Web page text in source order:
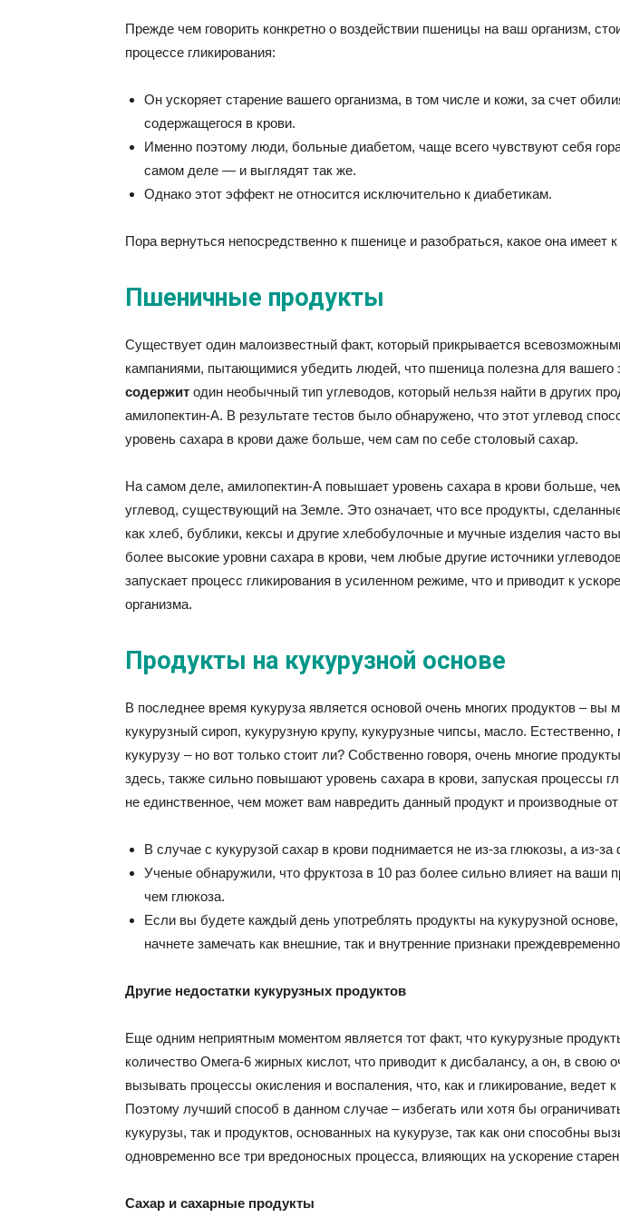
Прежде чем говорить конкретно о воздействии пшеницы на ваш организм,
процессе гликирования:
Он ускоряет старение вашего организма, в том числе и кожи, за счет
содержащегося в крови.
Именно поэтому люди, больные диабетом, чаще всего чувствуют себя
самом деле — и выглядят так же.
Однако этот эффект не относится исключительно к диабетикам.
Пора вернуться непосредственно к пшенице и разобраться, какое она имеет
Пшеничные продукты
Существует один малоизвестный факт, который прикрывается
кампаниями, пытающимися убедить людей, что пшеница полезна для вашего
содержит один необычный тип углеводов, который нельзя найти в других
амилопектин-А. В результате тестов было обнаружено, что этот углевод
уровень сахара в крови даже больше, чем сам по себе столовый сахар.
На самом деле, амилопектин-А повышает уровень сахара в крови больше,
углевод, существующий на Земле. Это означает, что все продукты,
как хлеб, бублики, кексы и другие хлебобулочные и мучные изделия часто
более высокие уровни сахара в крови, чем любые другие источники
запускает процесс гликирования в усиленном режиме, что и приводит к
организма.
Продукты на кукурузной основе
В последнее время кукуруза является основой очень многих продуктов – вы
кукурузный сироп, кукурузную крупу, кукурузные чипсы, масло.
кукурузу – но вот только стоит ли? Собственно говоря, очень многие
здесь, также сильно повышают уровень сахара в крови, запуская процессы
не единственное, чем может вам навредить данный продукт и производные от
В случае с кукурузой сахар в крови поднимается не из-за глюкозы, а из-за
Ученые обнаружили, что фруктоза в 10 раз более сильно влияет на ваши
чем глюкоза.
Если вы будете каждый день употреблять продукты на кукурузной
начнете замечать как внешние, так и внутренние признаки
Другие недостатки кукурузных продуктов
Еще одним неприятным моментом является тот факт, что кукурузные
количество Омега-6 жирных кислот, что приводит к дисбалансу, а он, в свою
вызывать процессы окисления и воспаления, что, как и гликирование, ведет
Поэтому лучший способ в данном случае – избегать или хотя бы
кукурузы, так и продуктов, основанных на кукурузе, так как они способны
одновременно все три вредоносных процесса, влияющих на ускорение
Сахар и сахарные продукты